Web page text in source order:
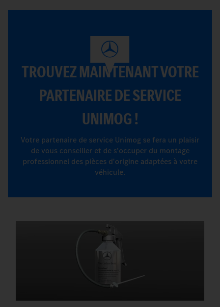
TROUVEZ MAINTENANT VOTRE
PARTENAIRE DE SERVICE
UNIMOG !
Votre partenaire de service Unimog se fera un plaisir
de vous conseiller et de s'occuper du montage
professionnel des pièces d'origine adaptées à votre
véhicule.